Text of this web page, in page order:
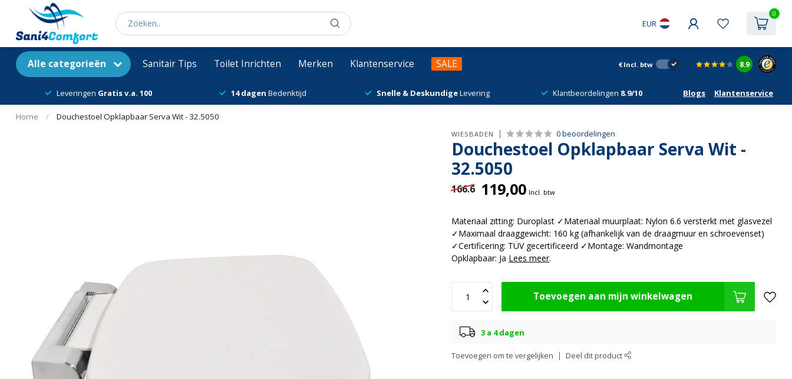
EUR
0
Alle categorieën Sanitair Tips Toilet Inrichten Merken Klantenservice SALE € Incl. btw 8.9
Leveringen Gratis v.a. 100 14 dagen Bedenktijd Snelle & DeskundigeLevering Klantbeordelingen 8.9/10 Blogs Klantenservice
Home / Douchestoel Opklapbaar Serva Wit - 32.5050
WIESBADEN 0 beoordelingen
Douchestoel Opklapbaar Serva Wit -
32.5050
166.6 119,00 Incl. btw
Materiaal zitting: Duroplast ✓Materiaal muurplaat: Nylon 6.6 versterkt met glasvezel
✓Maximaal draaggewicht: 160 kg (afhankelijk van de draagmuur en schroevenset)
✓Certificering: TÜV gecertificeerd ✓Montage: Wandmontage
Opklapbaar: Ja Lees meer.
Toevoegen aan mijn winkelwagen
3 a 4 dagen
Toevoegen om te vergelijken Deel dit product